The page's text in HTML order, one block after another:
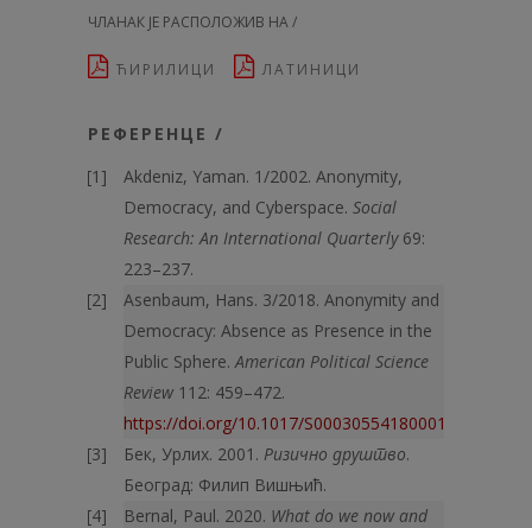
ЧЛАНАК ЈЕ РАСПОЛОЖИВ НА /
ЋИРИЛИЦИ ЛАТИНИЦИ
РЕФЕРЕНЦЕ /
Akdeniz, Yaman. 1/2002. Anonymity,
Democracy, and Cyberspace. Social
Research: An International Quarterly69:
223–237.
Asenbaum, Hans. 3/2018. Anonymity and
Democracy: Absence as Presence in the
Public Sphere.American Political Science
Review 112: 459–472.
https://doi.org/10.1017/S0003055418000163
Бек, Урлих. 2001. Ризично друштво.
Београд: Филип Вишњић.
Bernal, Paul. 2020. What do we now and